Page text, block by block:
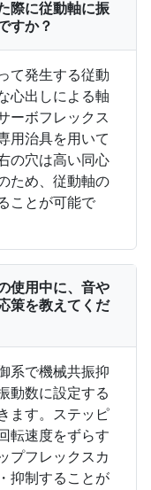
際に従動軸に振
すか？
て発生する従動
心出しによる軸
ーボフレックス
用治具を用いて
の穴は高い同心
ため、従動軸の
ことが可能で
使用中に、音や
策を教えてくだ
系で機械共振抑
動数に設定する
ます。ステッピ
転速度をずらす
プフレックスカ
抑制することが